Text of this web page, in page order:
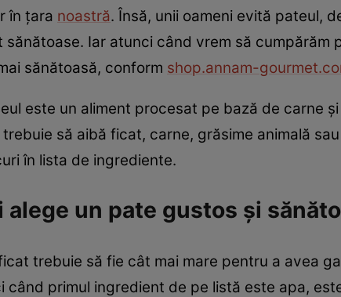
în țara noastră. Însă, unii oameni evită pateul,
sănătoase. Iar atunci când vrem să cumpărăm
sănătoasă, conform shop.annam-
este un aliment procesat pe bază de carne
să aibă ficat, carne, grăsime animală
în lista de ingrediente.
alege un pate gustos și
trebuie să fie cât mai mare pentru a avea
când primul ingredient de pe listă este apa,